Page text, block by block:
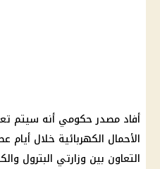
أفاد مصدر حكومي أنه سيتم
الأحمال الكهربائية خلال
التعاون بين وزارتي البترول